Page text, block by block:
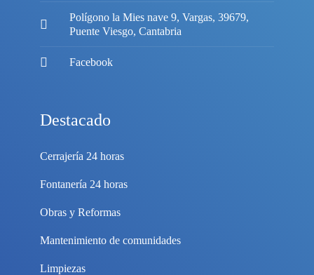
Polígono la Mies nave 9, Vargas, 39679,
Puente Viesgo, Cantabria
Facebook
Destacado
Cerrajería 24 horas
Fontanería 24 horas
Obras y Reformas
Mantenimiento de comunidades
Limpiezas